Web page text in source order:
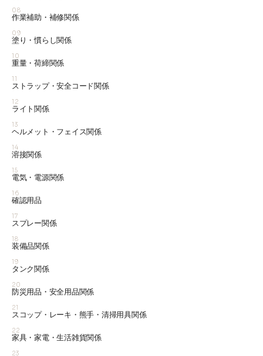
08
作業補助・補修関係
09
塗り・慣らし関係
10
重量・荷締関係
11
ストラップ・安全コード関係
12
ライト関係
13
ヘルメット・フェイス関係
14
溶接関係
15
電気・電源関係
16
確認用品
17
スプレー関係
18
装備品関係
19
タンク関係
20
防災用品・安全用品関係
21
スコップ・レーキ・熊手・清掃用具関係
22
家具・家電・生活雑貨関係
23